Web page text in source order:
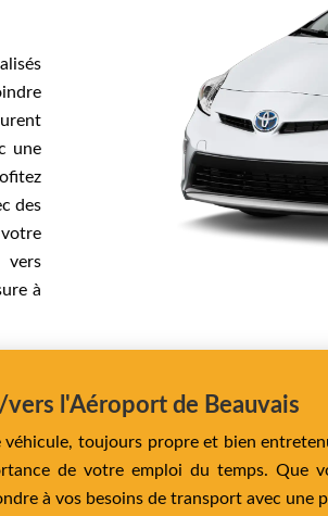
une
des
vers
à
l'Aéroport de Beauvais
toujours propre et bien
de votre emploi du temps. Que
à vos besoins de transport avec une